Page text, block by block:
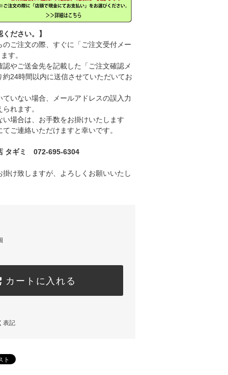
ださい。】
ご注文の際、すぐに「ご注文受付メー
す。
やご送金先を記載した「ご注文確認メ
約24時間以内に送信させていただいてお
いない場合、メールアドレスの誤入力
れます。
場合は、お手数をお掛けいたします
ご連絡いただけますと幸いです。
タギミ 072-695-6304
掛け致しますが、よろしくお願いいたし
カートに入れる
表記